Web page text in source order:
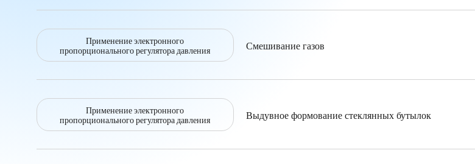
Применение электронного
пропорционального регулятора давления
Смешивание газов
Применение электронного
пропорционального регулятора давления
Выдувное формование стеклянных бутылок